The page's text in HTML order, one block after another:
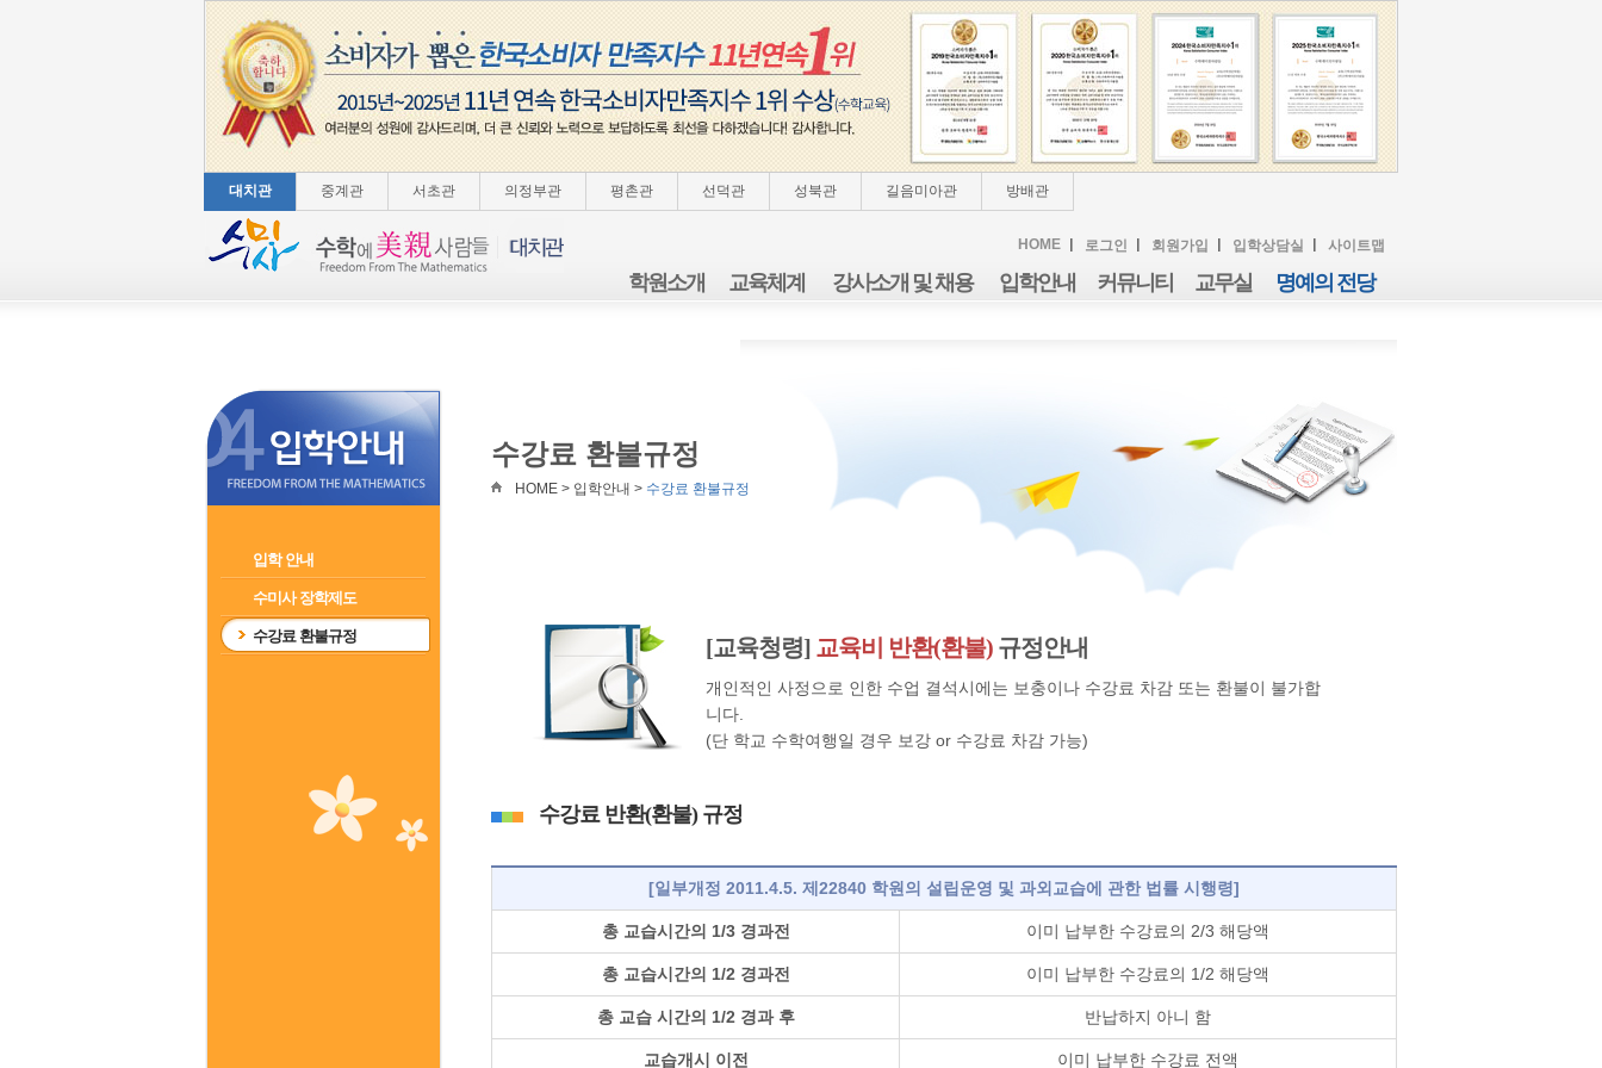
대치관 중계관 서초관 의정부관 평촌관 선덕관 성북관 길음미아관 방배관
HOME 로그인 회원가입 입학상담실 사이트맵
학원소개 교육체계 강사소개 및 채용 입학안내 커뮤니티 교무실 명예의 전당
입학 안내
수미사 장학제도
수강료 환불규정
수강료 환불규정
HOME > 입학안내 > 수강료 환불규정
[교육청령] 교육비 반환(환불) 규정안내
개인적인 사정으로 인한 수업 결석시에는 보충이나 수강료 차감 또는 환불이 불가합
니다.
(단 학교 수학여행일 경우 보강 or 수강료 차감 가능)
수강료 반환(환불) 규정
[일부개정 2011.4.5. 제22840 학원의 설립운영 및 과외교습에 관한 법률 시행령]
총 교습시간의 1/3 경과전 이미 납부한 수강료의 2/3 해당액
총 교습시간의 1/2 경과전 이미 납부한 수강료의 1/2 해당액
총 교습 시간의 1/2 경과 후 반납하지 아니 함
교습개시 이전 이미 납부한 수강료 전액